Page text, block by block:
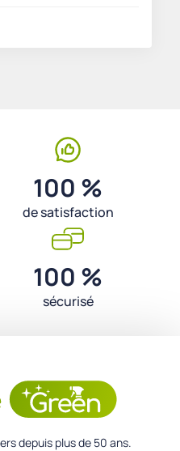
100 %
de satisfaction
100 %
sécurisé
depuis plus de 50 ans.